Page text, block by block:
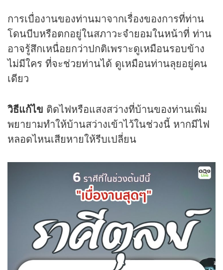
การเบื่องานของท่านมาจากเรื่องของการที่ท่าน
โดนบีบหรือตกอยู่ในสภาวะจำยอมในหน้าที่ ท่าน
อาจรู้สึกเหนื่อยกว่าปกติเพราะดูเหมือนรอบข้าง
ไม่มีใคร ที่จะช่วยท่านได้ ดูเหมือนท่านลุยอยู่คน
เดียว
วิธีแก้ไข ติดไฟหรือแสงสว่างที่บ้านของท่านเพิ่ม
พยายามทำให้บ้านสว่างเข้าไว้ในช่วงนี้ หากมีไฟ
หลอดไหนเสียหายให้รีบเปลี่ยน